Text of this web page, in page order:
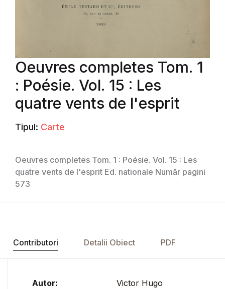
Oeuvres completes Tom. 1
: Poésie. Vol. 15 : Les
quatre vents de l'esprit
Tipul: Carte
Oeuvres completes Tom. 1 : Poésie. Vol. 15 : Les
quatre vents de l'esprit Ed. nationale Număr pagini
573
Contributori Detalii Obiect PDF
Autor: Victor Hugo